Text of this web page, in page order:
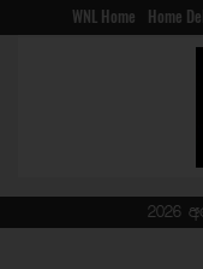
WNL Home Home
2026